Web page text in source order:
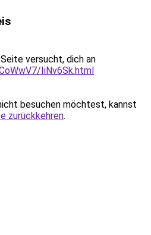
versucht, dich an
IiNv6Sk.html
besuchen möchtest, kannst
zurückkehren.